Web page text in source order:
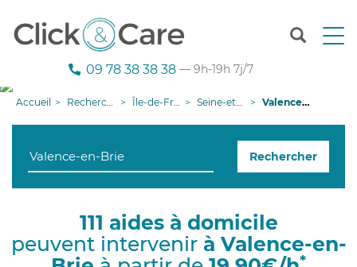
T
n
g
i
09 78 38 38 38 — 9h-19h 7j/7
Accueil Recherche aide à domicile Île-de-France Seine-et-Marne Valence-en-Brie
Rechercher
111 aides à domicile
peuvent intervenir à Valence-en-
*